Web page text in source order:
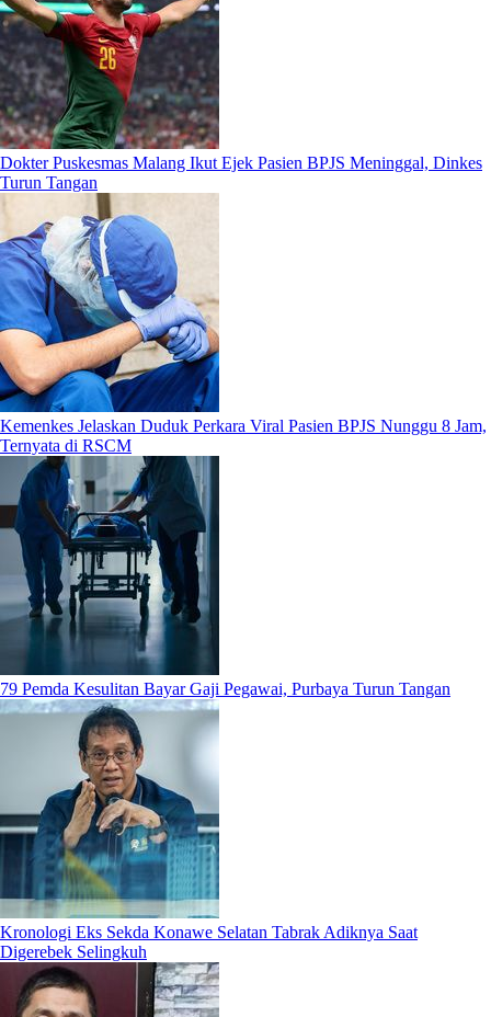
Dokter Puskesmas Malang Ikut Ejek Pasien BPJS Meninggal, Dinkes
Turun Tangan
Kemenkes Jelaskan Duduk Perkara Viral Pasien BPJS Nunggu 8 Jam,
Ternyata di RSCM
79 Pemda Kesulitan Bayar Gaji Pegawai, Purbaya Turun Tangan
Kronologi Eks Sekda Konawe Selatan Tabrak Adiknya Saat
Digerebek Selingkuh